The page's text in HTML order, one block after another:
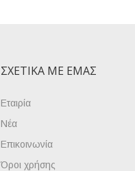
ΣΧΕΤΙΚΆ ΜΕ ΕΜΆΣ
Εταιρία
Νέα
Επικοινωνία
Όροι χρήσης